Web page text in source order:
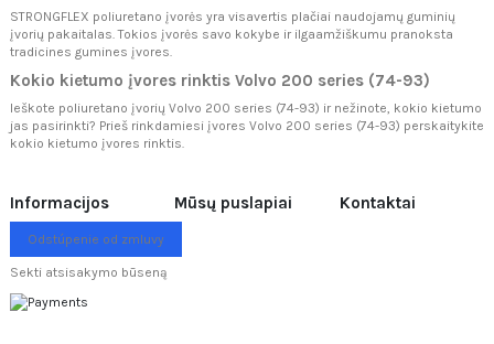
STRONGFLEX poliuretano įvorės yra visavertis plačiai naudojamų guminių
įvorių pakaitalas. Tokios įvorės savo kokybe ir ilgaamžiškumu pranoksta
tradicines gumines įvores.
Kokio kietumo įvores rinktis Volvo 200 series (74-93)
Ieškote poliuretano įvorių Volvo 200 series (74-93) ir nežinote, kokio kietumo
jas pasirinkti? Prieš rinkdamiesi įvores Volvo 200 series (74-93) perskaitykite
kokio kietumo įvores rinktis.
Informacijos Mūsų puslapiai Kontaktai
Odstúpenie od zmluvy
Sekti atsisakymo būseną